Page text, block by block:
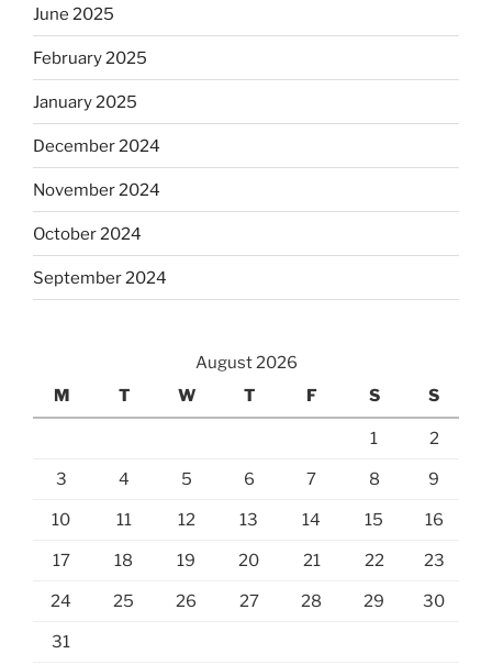
June 2025
February 2025
January 2025
December 2024
November 2024
October 2024
September 2024
August 2026
M
T W T F S S
1 2
3 4 5 6 7 8 9
10 11 12 13 14 15 16
17 18 19 20 21 22 23
24 25 26 27 28 29 30
31